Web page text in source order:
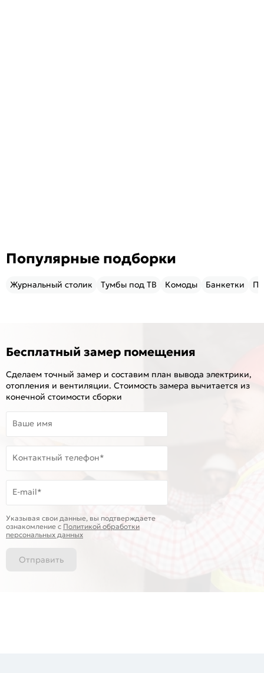
Популярные подборки
Журнальный столик Тумбы под ТВ Комоды Банкетки
Бесплатный замер помещения
Сделаем точный замер и составим план вывода электрики,
отопления и вентиляции. Стоимость замера вычитается из
конечной стоимости сборки
Ваше имя
Контактный телефон*
E-mail*
Указывая свои данные, вы подтверждаете
ознакомление c Политикой обработки
персональных данных
Отправить